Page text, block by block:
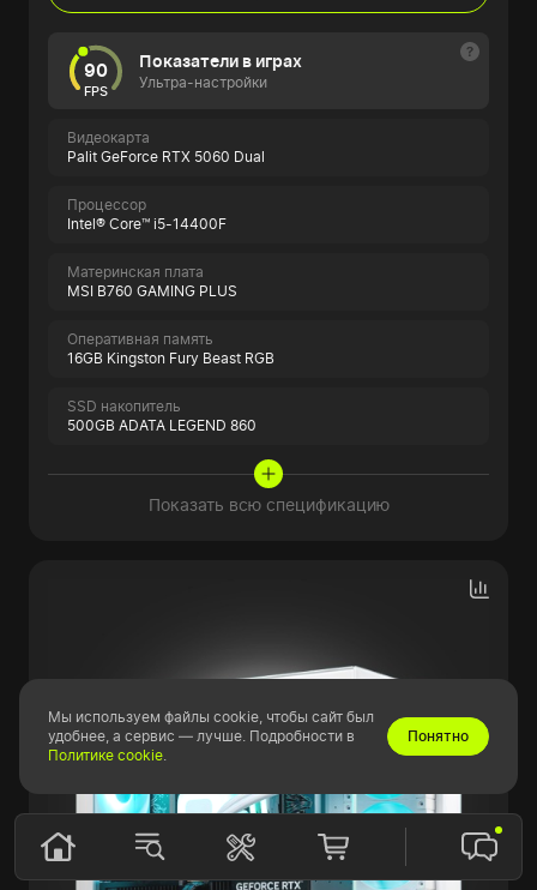
90
FPS
Показатели в играх
Ультра-настройки
Видеокарта
Palit GeForce RTX 5060 Dual
Процессор
Intel® Core™ i5-14400F
Материнская плата
MSI B760 GAMING PLUS
Оперативная память
16GB Kingston Fury Beast RGB
SSD накопитель
500GB ADATA LEGEND 860
Показать всю спецификацию
Мы используем файлы cookie, чтобы сайт был
удобнее, а сервис — лучше. Подробности в
Политике cookie.
Понятно